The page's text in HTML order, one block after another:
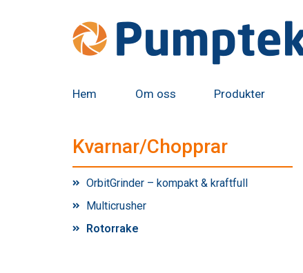
Hem Om oss Produkter
Kvarnar/Chopprar
OrbitGrinder – kompakt & kraftfull
Multicrusher
Rotorrake